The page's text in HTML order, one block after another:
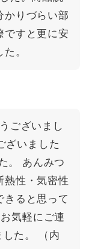
かりづらい部
ですと更に安
。
ございまし
ざいました
。 あんみつ
熱性・気密性
きると思って
気軽にご連
た。 （内